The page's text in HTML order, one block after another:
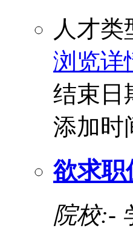
人才
浏览详
结束日
添加时
欲求职
院校:-